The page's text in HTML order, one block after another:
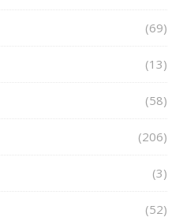
(69)
(13)
(58)
(206)
(3)
(52)